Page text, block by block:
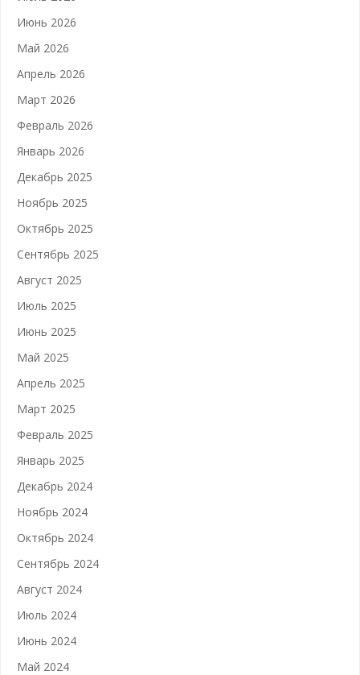
Июнь 2026
Май 2026
Апрель 2026
Март 2026
Февраль 2026
Январь 2026
Декабрь 2025
Ноябрь 2025
Октябрь 2025
Сентябрь 2025
Август 2025
Июль 2025
Июнь 2025
Май 2025
Апрель 2025
Март 2025
Февраль 2025
Январь 2025
Декабрь 2024
Ноябрь 2024
Октябрь 2024
Сентябрь 2024
Август 2024
Июль 2024
Июнь 2024
Май 2024